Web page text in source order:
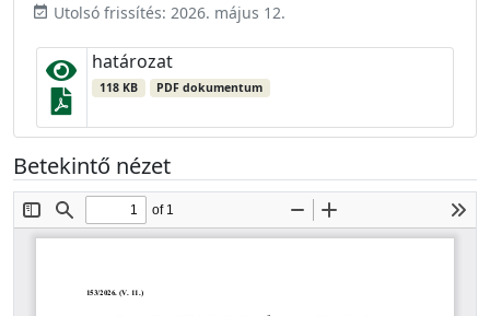
event_available Utolsó frissítés: 2026. május 12.
határozat
118 KB PDF dokumentum
Betekintő nézet